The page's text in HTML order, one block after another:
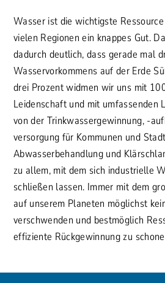
Wasser ist die wichtigste
vielen Regionen ein knappes Gut.
dadurch deutlich, dass gerade mal
Wasservorkommens auf der Erde
drei Prozent widmen wir uns mit
Leidenschaft und mit umfassenden
von der Trinkwassergewinnung, -
versorgung für Kommunen und
Abwasserbehandlung und
zu allem, mit dem sich industrielle
schließen lassen. Immer mit dem
auf unserem Planeten möglichst
verschwenden und bestmöglich
effiziente Rückgewinnung zu